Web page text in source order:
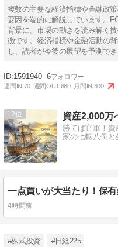
複数の主要な経済指標や金融政
要因を端的に解説しています。
背景に、市場の動きを読み解く
徴です。経済指標や金融活動の
し、読者が今後の展望を予測で
1591940 6
週間IN:70 週間OUT:680 月間IN:300
12
勝てば官軍！
家の七転八倒と
4時間前
#株式投資 #日経225